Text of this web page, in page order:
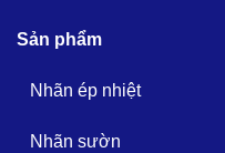
Sản phẩm
Nhãn ép nhiệt
Nhãn sườn